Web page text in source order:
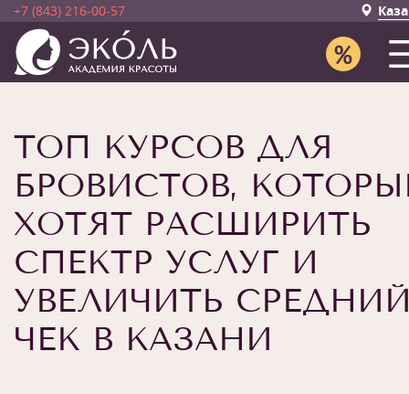
+7 (843) 216-00-57
ТОП КУРСОВ ДЛЯ
БРОВИСТОВ,
ХОТЯТ РАСШИРИТЬ
СПЕКТР УСЛУГ И
УВЕЛИЧИТЬ
ЧЕК В КАЗАНИ